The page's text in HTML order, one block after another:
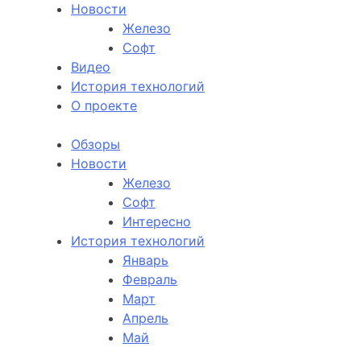
Новости
Железо
Софт
Видео
История технологий
О проекте
Обзоры
Новости
Железо
Софт
Интересно
История технологий
Январь
Февраль
Март
Апрель
Май